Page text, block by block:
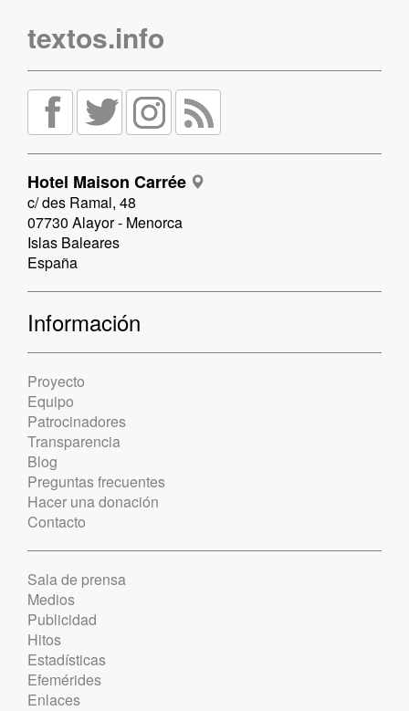
textos.info
Hotel Maison Carrée
c/ des Ramal, 48
07730 Alayor - Menorca
Islas Baleares
España
Información
Proyecto
Equipo
Patrocinadores
Transparencia
Blog
Preguntas frecuentes
Hacer una donación
Contacto
Sala de prensa
Medios
Publicidad
Hitos
Estadísticas
Efemérides
Enlaces